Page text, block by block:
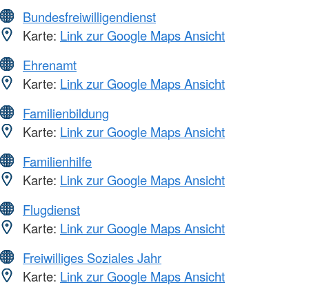
Bundesfreiwilligendienst
Karte: Link zur Google Maps Ansicht
Ehrenamt
Karte: Link zur Google Maps Ansicht
Familienbildung
Karte: Link zur Google Maps Ansicht
Familienhilfe
Karte: Link zur Google Maps Ansicht
Flugdienst
Karte: Link zur Google Maps Ansicht
Freiwilliges Soziales Jahr
Karte: Link zur Google Maps Ansicht